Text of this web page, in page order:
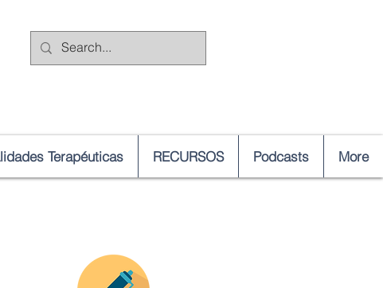
Terapéuticas RECURSOS Podcasts More